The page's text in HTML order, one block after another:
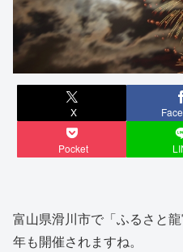
X
Pocket
富山県滑川市で「ふるさと
年も開催されますね。